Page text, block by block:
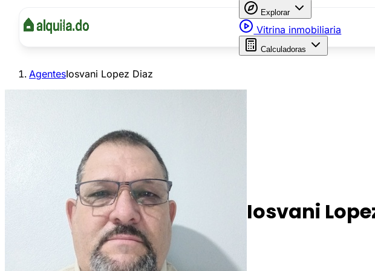
Explorar
Vitrina inmobiliaria
Calculadoras
AgentesIosvani Lopez Diaz
Iosvani